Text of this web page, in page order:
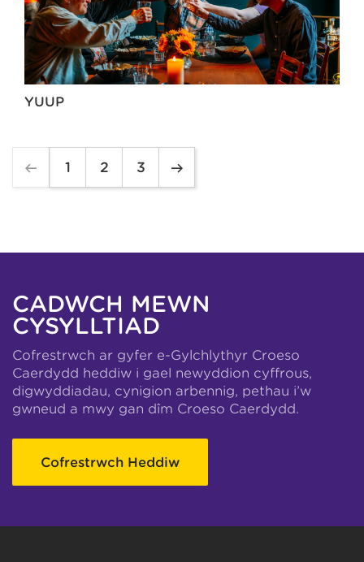
YUUP
1 2 3
CADWCH MEWN
CYSYLLTIAD
Cofrestrwch ar gyfer e-Gylchlythyr Croeso
Caerdydd heddiw i gael newyddion cyffrous,
digwyddiadau, cynigion arbennig, pethau i’w
gwneud a mwy gan dîm Croeso Caerdydd.
Cofrestrwch Heddiw